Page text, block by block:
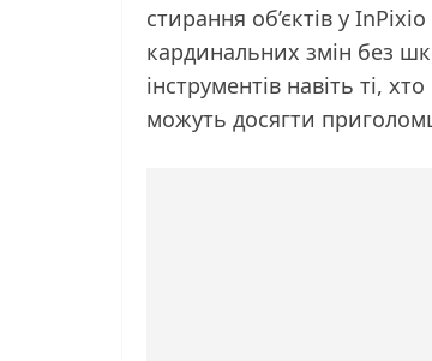
стирання об’єктів у
кардинальних змін без
інструментів навіть ті,
можуть досягти